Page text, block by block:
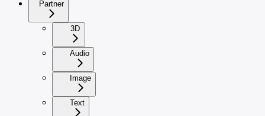
Partner
3D
Audio
Image
Text